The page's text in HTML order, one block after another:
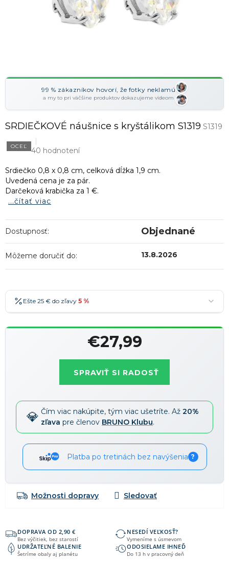
99 % zákazníkov hovorí, že fotky neklamú
a my to pri väčšine produktov dokazujeme videom
SRDIEČKOVÉ náušnice s kryštálikom S1319 S1319
OCEĽ 40 hodnotení
Srdiečko 0,8 x 0,8 cm, celková dĺžka 1,9 cm.
Uvedená cena je za pár.
Darčeková krabička za 1 €.
...čítať viac
Dostupnosť: Objednané
Môžeme doručiť do: 13.8.2026
Ešte 25 € do zľavy 5 %
€27,99
SPRAVIŤ SI RADOSŤ
Čím viac nakúpite, tým viac ušetríte. Až 20%
zľava pre členov BRUNO Klubu.
Platba po tretinách bez navýšenia ?
Možnosti dopravy
DOPRAVA OD 2,90 €
Bez výčitiek, bez starostí
NESEDÍ VEĽKOSŤ?
Vymeníme s úsmevom
UDRŽATEĽNÉ BALENIE
Šetríme obaly aj planétu
ODOSIELAME IHNEĎ
Do 13 h v pracovný deň